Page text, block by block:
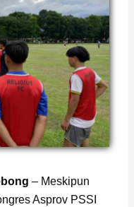
– Meskipun
Asprov PSSI